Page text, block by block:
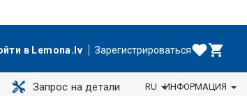
в Lemona.lv Зарегистрироваться
Запрос на детали RU ИНФОРМАЦИЯ